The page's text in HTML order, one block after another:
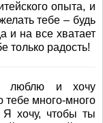
опыта, и
тебе – будь
и на все хватает
только радость!
люблю и хочу
много-много
Я хочу, чтобы ты